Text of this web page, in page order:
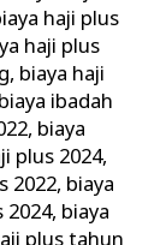
haji plus
haji plus
, biaya haji
biaya ibadah
, biaya
plus 2024,
2022, biaya
2024, biaya